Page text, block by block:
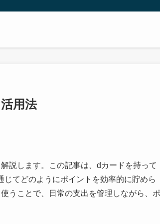
用法
説します。この記事は、dカードを持って
てどのようにポイントを効率的に貯めら
うことで、日常の支出を管理しながら、ポ